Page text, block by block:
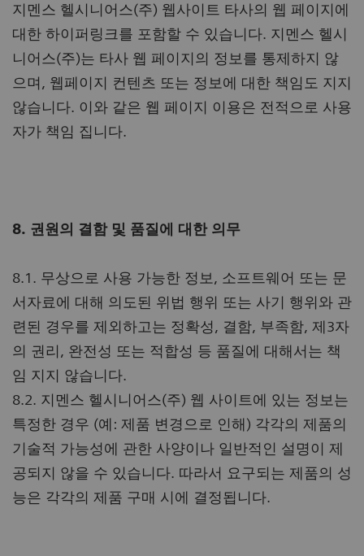
지멘스 헬시니어스(주) 웹사이트 타사의 웹 페이지에
대한 하이퍼링크를 포함할 수 있습니다. 지멘스 헬시
니어스(주)는 타사 웹 페이지의 정보를 통제하지 않
으며, 웹페이지 컨텐츠 또는 정보에 대한 책임도 지지
않습니다. 이와 같은 웹 페이지 이용은 전적으로 사용
자가 책임 집니다.
8. 권원의 결함 및 품질에 대한 의무
8.1. 무상으로 사용 가능한 정보, 소프트웨어 또는 문
서자료에 대해 의도된 위법 행위 또는 사기 행위와 관
련된 경우를 제외하고는 정확성, 결함, 부족함, 제3자
의 권리, 완전성 또는 적합성 등 품질에 대해서는 책
임 지지 않습니다.
8.2. 지멘스 헬시니어스(주) 웹 사이트에 있는 정보는
특정한 경우 (예: 제품 변경으로 인해) 각각의 제품의
기술적 가능성에 관한 사양이나 일반적인 설명이 제
공되지 않을 수 있습니다. 따라서 요구되는 제품의 성
능은 각각의 제품 구매 시에 결정됩니다.